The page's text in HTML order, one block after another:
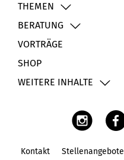
THEMEN
BERATUNG
VORTRÄGE
SHOP
WEITERE INHALTE
Kontakt Stellenangebote